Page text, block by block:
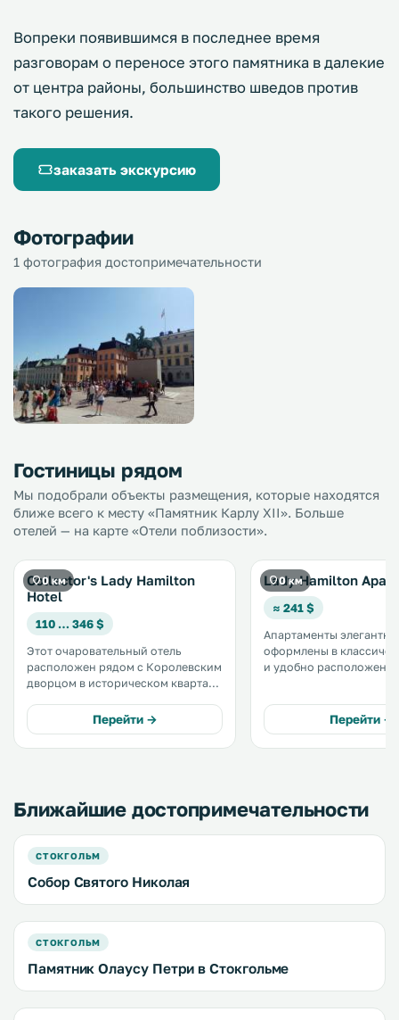
Вопреки появившимся в последнее время
разговорам о переносе этого памятника в далекие
от центра районы, большинство шведов против
такого решения.
заказать экскурсию
Фотографии
1 фотография достопримечательности
Гостиницы рядом
Мы подобрали объекты размещения, которые находятся
ближе всего к месту «Памятник Карлу XII». Больше
отелей — на карте «Отели поблизости».
0 км
Collector's Lady Hamilton
Hotel
110 … 346 $
Этот очаровательный отель
расположен рядом с Королевским
дворцом в историческом квартале
века, причисленных к памятникам
архитектуры. Станция метро
Gamla Stan находится в 400
Перейти →
0 км
Lady Hamilton
≈ 241 $
Апартаменты элегантно
оформлены в
и удобно расположены
дворцом и всего в 2 км
центрального
вокзала. .
Перейти →
Ближайшие достопримечательности
СТОКГОЛЬМ
Собор Святого Николая
СТОКГОЛЬМ
Памятник Олаусу Петри в Стокгольме